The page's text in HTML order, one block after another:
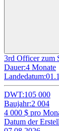
3rd Officer zum
Dauer:4 Monate
Landedatum:
DWT:105 000
Baujahr:2 004
4 000 $ pro
Datum der